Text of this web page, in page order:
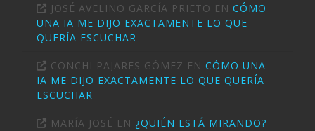
JOSÉ AVELINO GARCÍA PRIETO EN CÓMO
UNA IA ME DIJO EXACTAMENTE LO QUE
QUERÍA ESCUCHAR
CONCHI PAJARES GÓMEZ EN CÓMO UNA
IA ME DIJO EXACTAMENTE LO QUE QUERÍA
ESCUCHAR
MARÍA JOSÉ EN ¿QUIÉN ESTÁ MIRANDO?